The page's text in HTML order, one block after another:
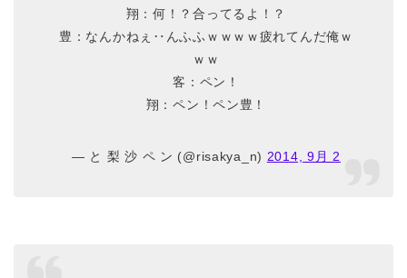
翔：何！？合ってるよ！？
豊：なんかねぇ‥んふふｗｗｗｗ疲れてんだ俺ｗ
ｗｗ
客：ペン！
翔：ペン！ペン豊！
— と 梨 沙 ペ ン (@risakya_n) 2014, 9月 2